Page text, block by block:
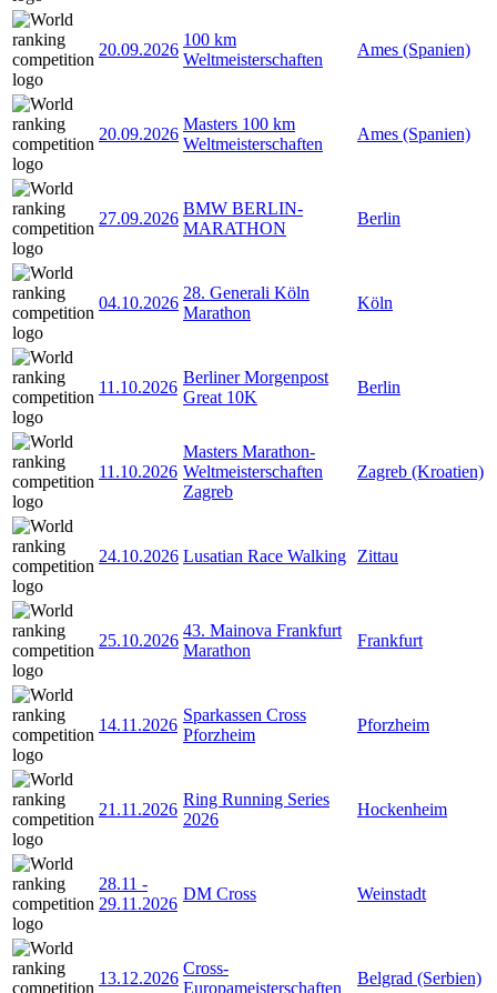
20.09.2026
100 km
Weltmeisterschaften
Ames (Spanien)
20.09.2026
Masters 100 km
Weltmeisterschaften
Ames (Spanien)
27.09.2026
BMW BERLIN-
MARATHON
Berlin
04.10.2026
28. Generali Köln
Marathon
Köln
11.10.2026
Berliner Morgenpost
Great 10K
Berlin
11.10.2026
Masters Marathon-
Weltmeisterschaften
Zagreb
Zagreb (Kroatien)
24.10.2026 Lusatian Race Walking Zittau
25.10.2026
43. Mainova Frankfurt
Marathon
Frankfurt
14.11.2026
Sparkassen Cross
Pforzheim
Pforzheim
21.11.2026
Ring Running Series
2026
Hockenheim
28.11 -
29.11.2026
DM Cross Weinstadt
13.12.2026
Cross-
Europameisterschaften
Belgrad (Serbien)